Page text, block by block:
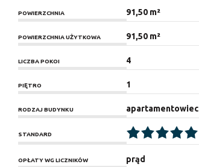
POWIERZCHNIA 91,50 m²
POWIERZCHNIA UŻYTKOWA 91,50 m²
LICZBA POKOI 4
PIĘTRO 1
RODZAJ BUDYNKU apartamentowiec
STANDARD
OPŁATY WG LICZNIKÓW prąd